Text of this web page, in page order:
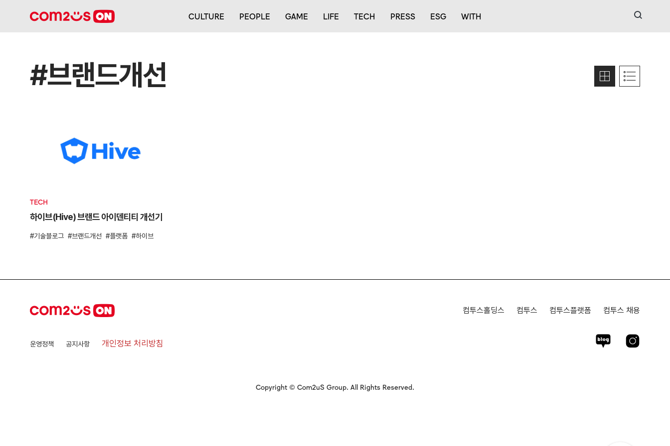
CULTURE PEOPLE GAME LIFE TECH PRESS ESG WITH 검색
#브랜드개선
TECH
하이브(Hive) 브랜드 아이덴티티 개선기
기술블로그 브랜드개선 플랫폼 하이브
운영정책 공지사항 개인정보 처리방침
컴투스홀딩스 컴투스 컴투스플랫폼 컴투스 채용
Copyright © Com2uS Group. All Rights Reserved.